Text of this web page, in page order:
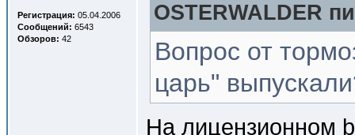
Регистрация: 05.04.2006
Сообщений: 6543
Обзоров: 42
OSTERWALDER
Вопрос от
царь"
На лицензионном